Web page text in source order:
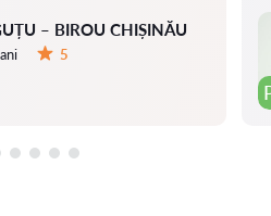
– BIROU CHIȘINĂU
5